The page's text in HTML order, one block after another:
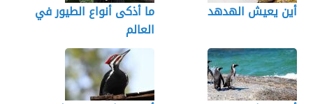
أين يعيش الهدهد
ما أذكى أنواع الطيور في
العالم